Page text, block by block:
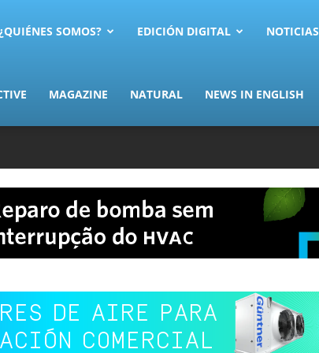
SOMOS? EDICIÓN DIGITAL NOTICIAS
MAGAZINE NATURAL NEWS IN ENGLISH